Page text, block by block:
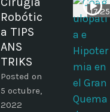
Robótic
a TIPS
ANS
TRIKS
Posted on
5 octubre,
2022
17:25